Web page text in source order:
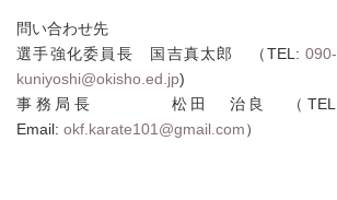
問い合わせ先
選手強化委員長 国吉真太郎 （TEL:
kuniyoshi@okisho.ed.jp)
事務局長 松田 治良 （
Email: okf.karate101@gmail.com）